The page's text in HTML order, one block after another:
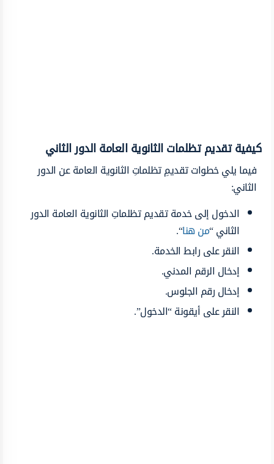
كيفية تقديم تظلمات الثانوية العامة الدور الثاني
فيما يلي خطوات تقديمِ تظلماتِ الثانوية العامة عن الدور
الثاني:
الدخول إلى خدمة تقديم تظلماتِ الثانوية العامة الدور
الثاني “من هنا“.
النقر على رابط الخدمة.
إدخال الرقم المدني.
إدخال رقم الجلوس.
النقر على أيقونة “الدخول”.